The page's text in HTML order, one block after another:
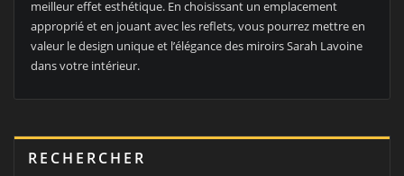
meilleur effet esthétique. En choisissant un emplacement
approprié et en jouant avec les reflets, vous pourrez mettre en
valeur le design unique et l’élégance des miroirs Sarah Lavoine
dans votre intérieur.
RECHERCHER